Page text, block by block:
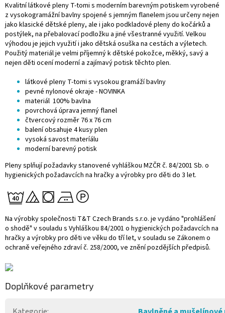
Kvalitní látkové pleny T-tomi s moderním barevným potiskem vyrobené
z vysokogramážní bavlny spojené s jemným flanelem jsou určeny nejen
jako klasické dětské pleny, ale i jako podkladové pleny do kočárků a
postýlek, na přebalovací podložku a jiné všestranné využití. Velkou
výhodou je jejich využití i jako dětská osuška na cestách a výletech.
Použitý materiál je velmi příjemný k dětské pokožce, měkký, savý a
nejen děti ocení moderní a zajímavý potisk těchto plen.
látkové pleny T-tomi s vysokou gramáží bavlny
pevné nylonové okraje - NOVINKA
materiál 100% bavlna
povrchová úprava jemný flanel
čtvercový rozměr 76 x 76 cm
balení obsahuje 4 kusy plen
vysoká savost materíálu
moderní barevný potisk
Pleny splňují požadavky stanovené vyhláškou MZČR č. 84/2001 Sb. o
hygienických požadavcích na hračky a výrobky pro děti do 3 let.
Na výrobky společnosti T&T Czech Brands s.r.o. je vydáno "prohlášení
o shodě" v souladu s Vyhláškou 84/2001 o hygienických požadavcích na
hračky a výrobky pro děti ve věku do tří let, v souladu se Zákonem o
ochraně veřejného zdraví č. 258/2000, ve znění pozdějších předpisů.
Doplňkové parametry